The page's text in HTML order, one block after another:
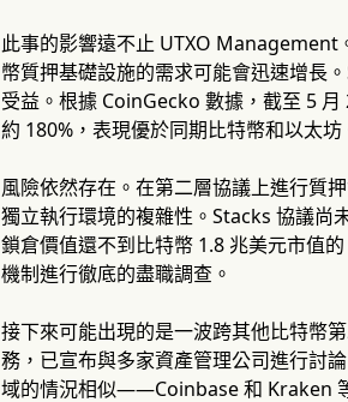
此事的影響遠不止 UTXO
幣質押基礎設施的需求可能會迅速增長
受益。根據 CoinGecko 數據，截至 5
約 180%，表現優於同期比特幣和以太坊
風險依然存在。在第二層協議上進行質
獨立執行環境的複雜性。Stacks 協議
鎖倉價值還不到比特幣 1.8 兆美元市值
機制進行徹底的盡職調查。
接下來可能出現的是一波跨其他比特幣
務，已宣布與多家資產管理公司進行討
域的情況相似——Coinbase 和 Kraken